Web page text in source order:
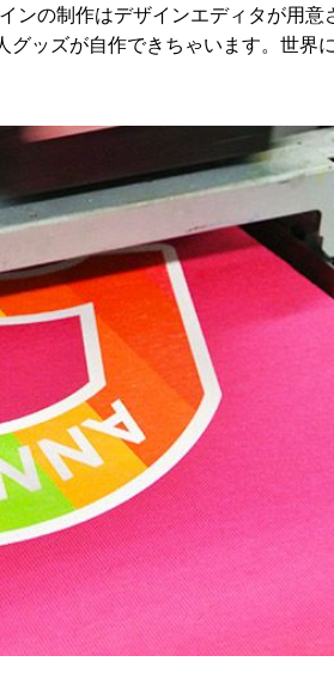
ンの制作はデザインエディタが用意
ッズが自作できちゃいます。世界